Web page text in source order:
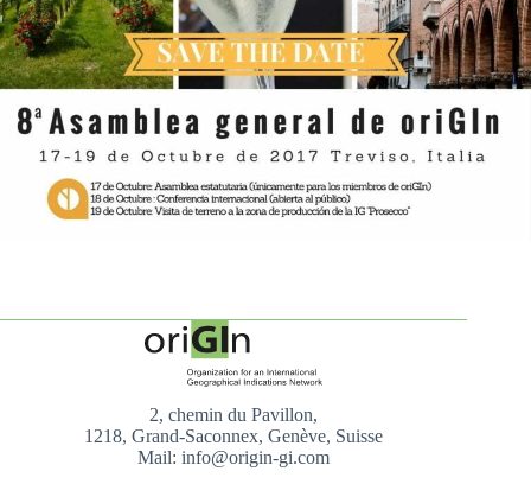
2, chemin du Pavillon,
1218, Grand-Saconnex, Genève, Suisse
Mail: info@origin-gi.com